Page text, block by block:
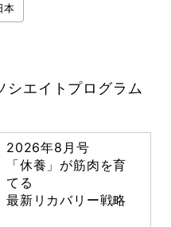
本
エイトプログラム
2026年8月号
「休養」が筋肉を育
てる
最新リカバリー戦略